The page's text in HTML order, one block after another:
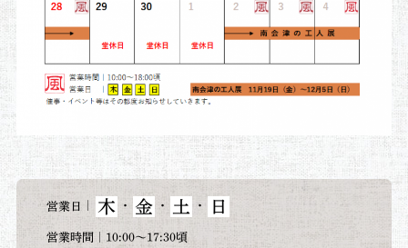
営業日 木 ・ 金 ・ 土 ・ 日
営業時間｜10:00～17:30頃